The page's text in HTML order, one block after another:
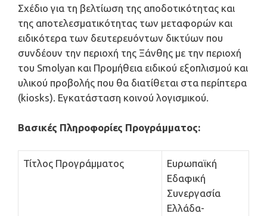
Σχέδιο για τη βελτίωση της αποδοτικότητας και
της αποτελεσματικότητας των μεταφορών και
ειδικότερα των δευτερευόντων δικτύων που
συνδέουν την περιοχή της Ξάνθης με την περιοχή
του Smolyan και Προμήθεια ειδικού εξοπλισμού και
υλικού προβολής που θα διατίθεται στα περίπτερα
(kiosks). Εγκατάσταση κοινού λογισμικού.
Βασικές Πληροφορίες Προγράμματος:
Τίτλος Προγράμματος
Ευρωπαϊκή
Εδαφική
Συνεργασία
Ελλάδα-